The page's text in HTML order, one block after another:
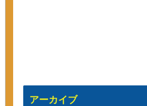
アーカイブ